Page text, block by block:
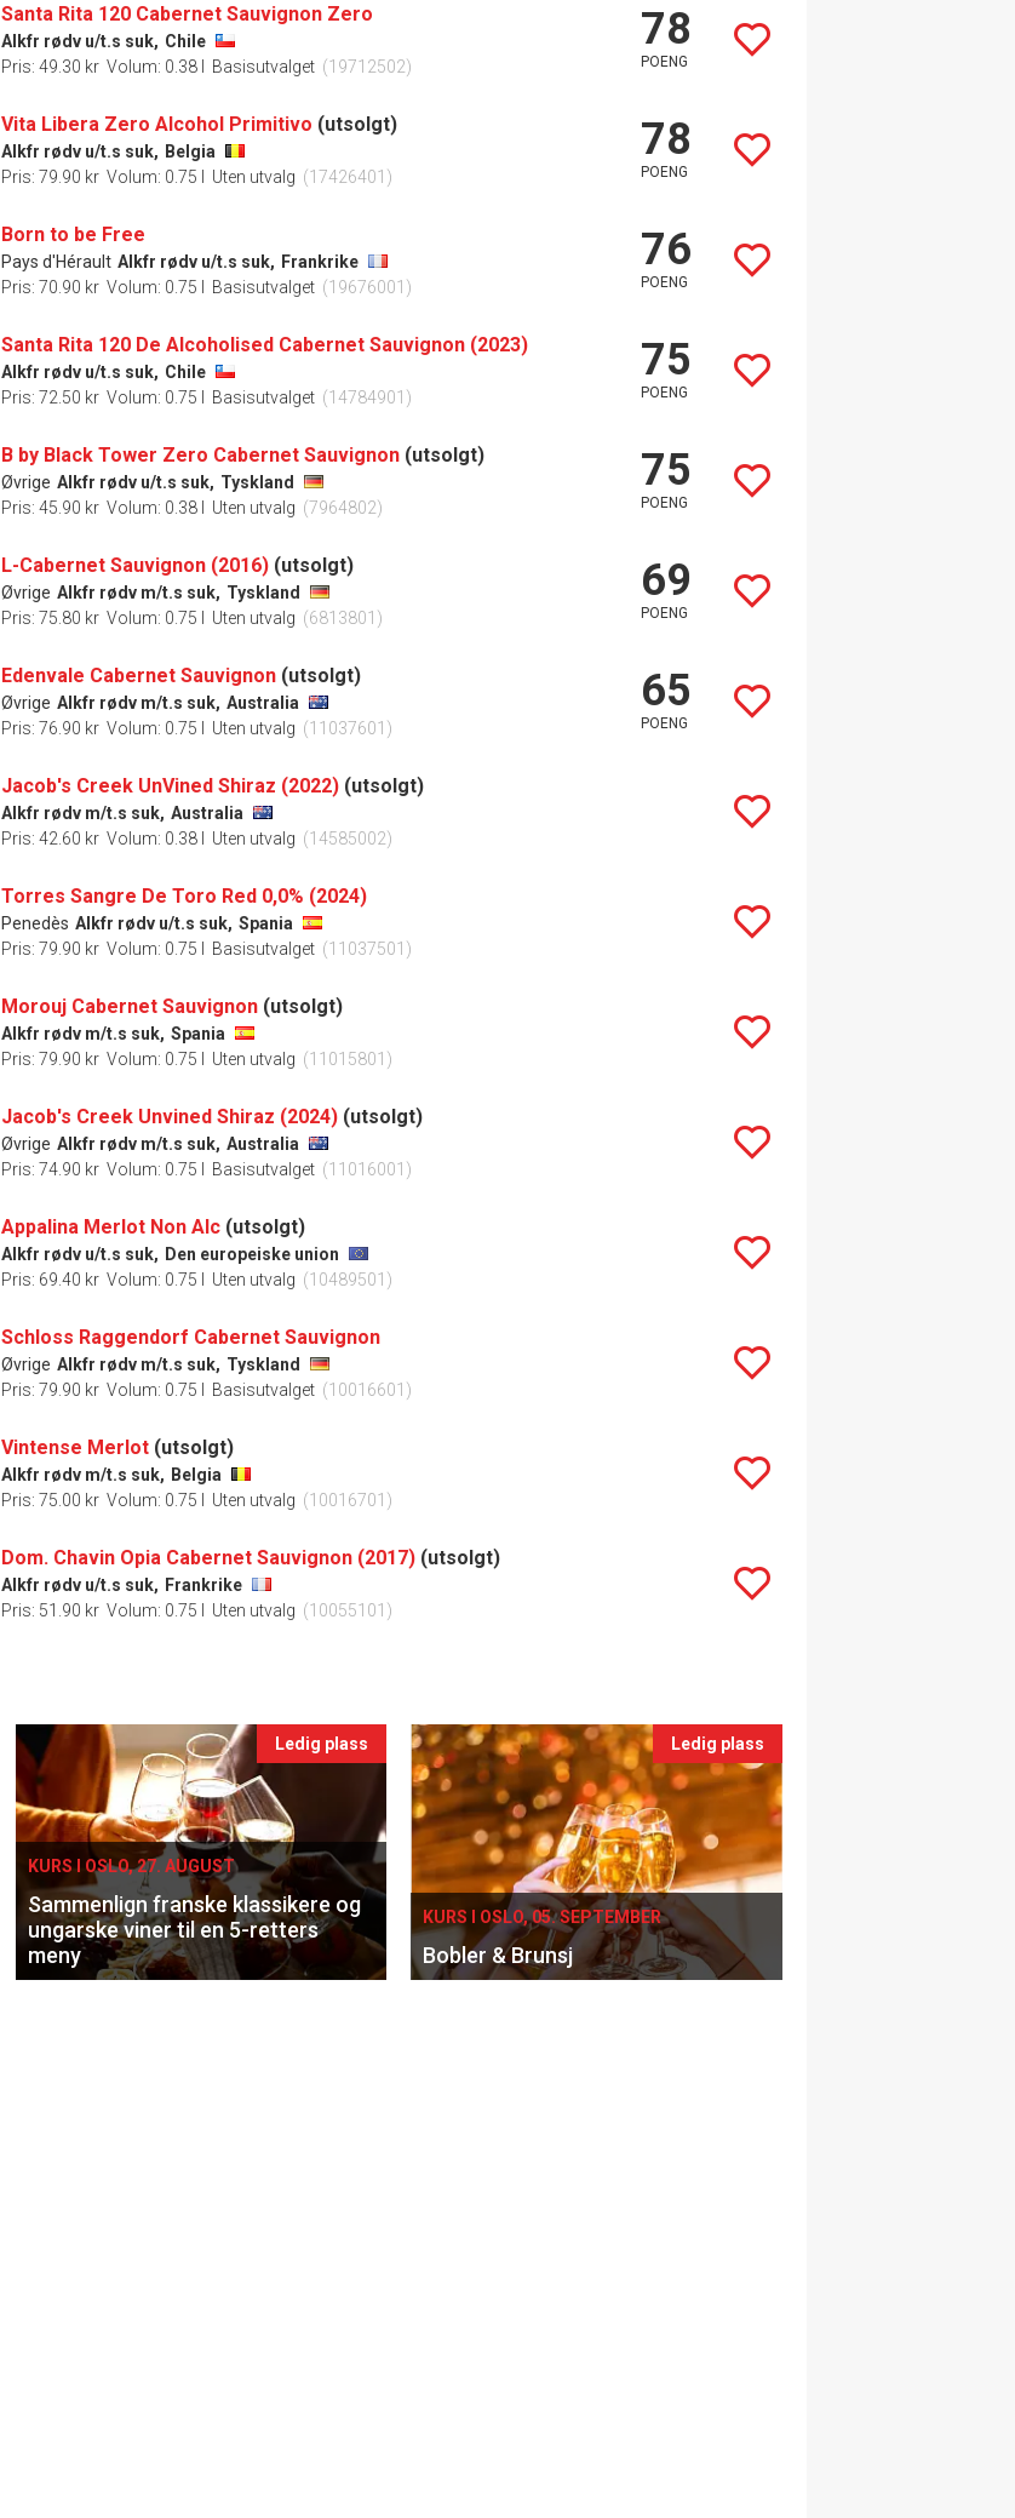
Santa Rita 120 Cabernet Sauvignon Zero
Alkfr rødv u/t.s suk, Chile
Pris: 49.30 kr Volum: 0.38 l Basisutvalget (19712502)
78
POENG
Vita Libera Zero Alcohol Primitivo (utsolgt)
Alkfr rødv u/t.s suk, Belgia
Pris: 79.90 kr Volum: 0.75 l Uten utvalg (17426401)
78
POENG
Born to be Free
Pays d'Hérault Alkfr rødv u/t.s suk, Frankrike
Pris: 70.90 kr Volum: 0.75 l Basisutvalget (19676001)
76
POENG
Santa Rita 120 De Alcoholised Cabernet Sauvignon (2023)
Alkfr rødv u/t.s suk, Chile
Pris: 72.50 kr Volum: 0.75 l Basisutvalget (14784901)
75
POENG
B by Black Tower Zero Cabernet Sauvignon (utsolgt)
Øvrige Alkfr rødv u/t.s suk, Tyskland
Pris: 45.90 kr Volum: 0.38 l Uten utvalg (7964802)
75
POENG
L-Cabernet Sauvignon (2016) (utsolgt)
Øvrige Alkfr rødv m/t.s suk, Tyskland
Pris: 75.80 kr Volum: 0.75 l Uten utvalg (6813801)
69
POENG
Edenvale Cabernet Sauvignon (utsolgt)
Øvrige Alkfr rødv m/t.s suk, Australia
Pris: 76.90 kr Volum: 0.75 l Uten utvalg (11037601)
65
POENG
Jacob's Creek UnVined Shiraz (2022) (utsolgt)
Alkfr rødv m/t.s suk, Australia
Pris: 42.60 kr Volum: 0.38 l Uten utvalg (14585002)
Torres Sangre De Toro Red 0,0% (2024)
Penedès Alkfr rødv u/t.s suk, Spania
Pris: 79.90 kr Volum: 0.75 l Basisutvalget (11037501)
Morouj Cabernet Sauvignon (utsolgt)
Alkfr rødv m/t.s suk, Spania
Pris: 79.90 kr Volum: 0.75 l Uten utvalg (11015801)
Jacob's Creek Unvined Shiraz (2024) (utsolgt)
Øvrige Alkfr rødv m/t.s suk, Australia
Pris: 74.90 kr Volum: 0.75 l Basisutvalget (11016001)
Appalina Merlot Non Alc (utsolgt)
Alkfr rødv u/t.s suk, Den europeiske union
Pris: 69.40 kr Volum: 0.75 l Uten utvalg (10489501)
Schloss Raggendorf Cabernet Sauvignon
Øvrige Alkfr rødv m/t.s suk, Tyskland
Pris: 79.90 kr Volum: 0.75 l Basisutvalget (10016601)
Vintense Merlot (utsolgt)
Alkfr rødv m/t.s suk, Belgia
Pris: 75.00 kr Volum: 0.75 l Uten utvalg (10016701)
Dom. Chavin Opia Cabernet Sauvignon (2017) (utsolgt)
Alkfr rødv u/t.s suk, Frankrike
Pris: 51.90 kr Volum: 0.75 l Uten utvalg (10055101)
Ledig plass
KURS I OSLO, 27. AUGUST
Sammenlign franske klassikere og
ungarske viner til en 5-retters
meny
Ledig plass
KURS I OSLO, 05. SEPTEMBER
Bobler & Brunsj